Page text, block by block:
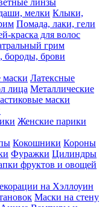
линзы
мелки Клыки,
Помада, лаки, гели
краска для волос
грим
бороды, брови
Латексные
лица Металлические
маски
Женские парики
Кокошники Короны
Фуражки Цилиндры
фруктов и овощей
на Хэллоуин
Маски на стену